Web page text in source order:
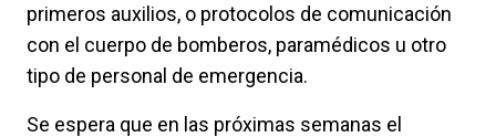
primeros auxilios, o protocolos de comunicación
con el cuerpo de bomberos, paramédicos u otro
tipo de personal de emergencia.
Se espera que en las próximas semanas el